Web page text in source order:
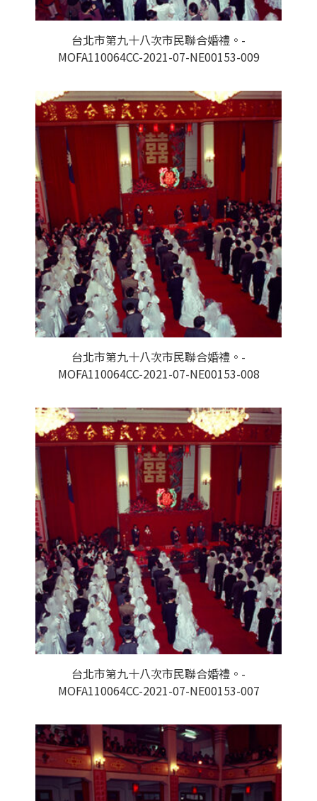
台北市第九十八次市民聯合婚禮。-
MOFA110064CC-2021-07-NE00153-009
台北市第九十八次市民聯合婚禮。-
MOFA110064CC-2021-07-NE00153-008
台北市第九十八次市民聯合婚禮。-
MOFA110064CC-2021-07-NE00153-007